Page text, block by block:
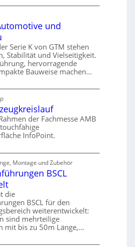
und
Serie K von GTM stehen
Stabilität und Vielseitigkeit.
hervorragende
Bauweise machen…
der Fachmesse AMB
InfoPoint.
Montage und Zubehör
BSCL
die
BSCL für den
weiterentwickelt:
sind mehrteilige
mit bis zu 50m Länge,…